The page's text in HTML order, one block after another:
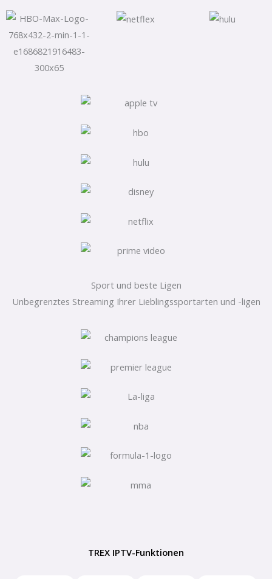
Sport und beste Ligen
Unbegrenztes Streaming Ihrer Lieblingssportarten und -ligen
TREX IPTV-Funktionen